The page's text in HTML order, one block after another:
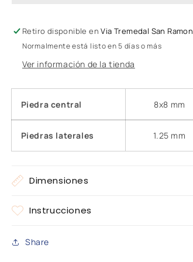
Retiro disponible enVia Tremedal San Ramon
Normalmente está listo en 5 días o más
Ver información de la tienda
Piedra central 8x8 mm
Piedras laterales 1.25 mm
Dimensiones
Instrucciones
Share